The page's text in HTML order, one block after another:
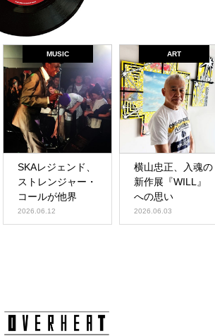
MUSIC
SKAレジェンド、
ストレンジャー・
コールが他界
2026.06.12
ART
横山忠正、入魂の
新作展『WILL』
への思い
2026.06.03